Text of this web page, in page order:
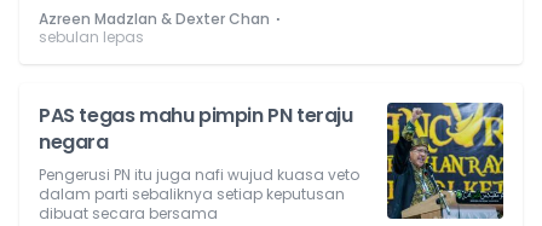
Azreen Madzlan & Dexter Chan ⋅
sebulan lepas
PAS tegas mahu pimpin PN teraju
negara
Pengerusi PN itu juga nafi wujud kuasa veto
dalam parti sebaliknya setiap keputusan
dibuat secara bersama